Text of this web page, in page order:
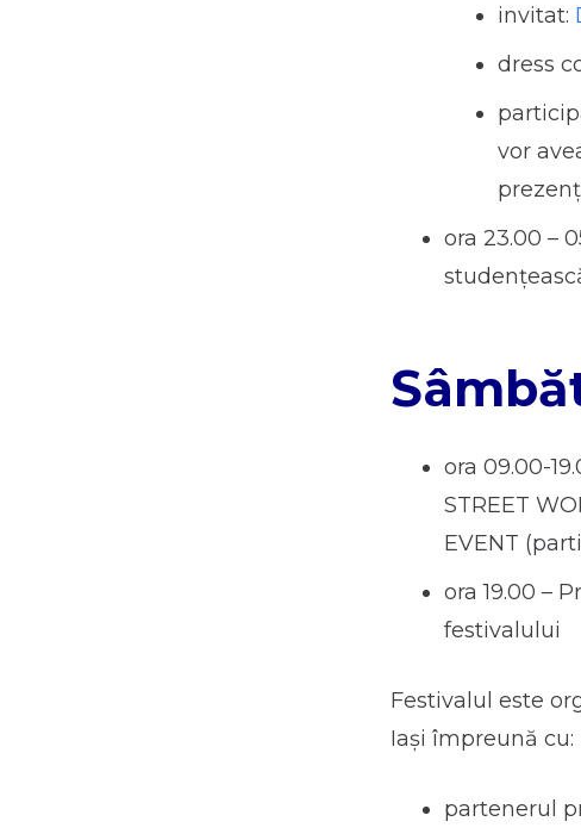
invitat:
dress
vor
ora 23.00 –
ora 09.00-
STREET
EVENT
ora 19.00 –
festivalului
Festivalul este
Iași împreună cu:
partenerul